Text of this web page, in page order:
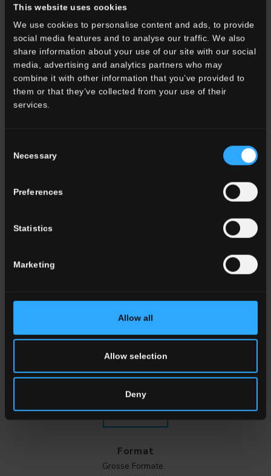
This website uses cookies
We use cookies to personalise content and ads, to provide
social media features and to analyse our traffic. We also
share information about your use of our site with our social
media, advertising and analytics partners who may
combine it with other information that you’ve provided to
them or that they’ve collected from your use of their
services.
Selection
Necessary
Preferences
Statistics
Marketing
Allow all
Allow selection
Deny
Wohnzimmer
küche
Schlafzimmer
Badezimmer
Gewerbe
Stein
Holzoptik
Metall
Tonfliesen
Format
Grosse Formate